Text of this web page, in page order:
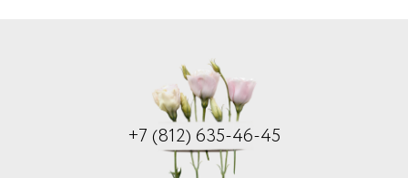
+7 (812) 635-46-45